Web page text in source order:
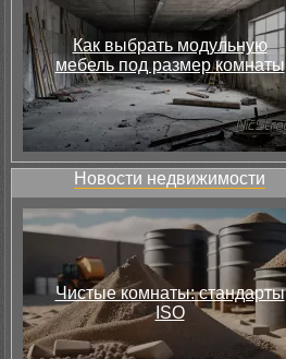
Как выбрать модульную
мебель под размер комнаты
Новости недвижимости
Чистые комнаты: стандарты
ISO